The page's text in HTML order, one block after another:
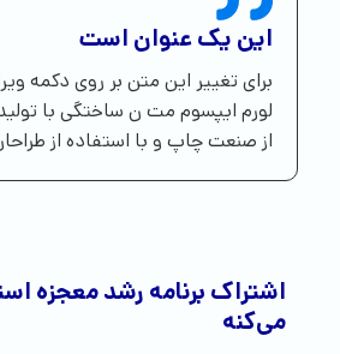
این یک عنوان است
برای تغییر این متن بر روی دکمه
لورم ایپسوم مت ن ساختگی با
از صنعت چاپ و با استفاده از
اشتراک برنامه رشد معجزه
می‌کنه